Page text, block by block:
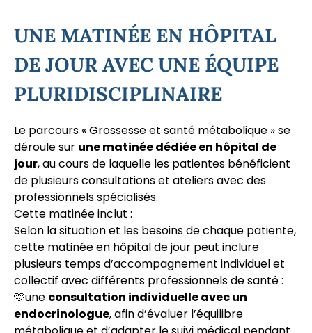
UNE MATINÉE EN HÔPITAL
DE JOUR AVEC UNE ÉQUIPE
PLURIDISCIPLINAIRE
Le parcours « Grossesse et santé métabolique » se
déroule sur une matinée dédiée en hôpital de
jour, au cours de laquelle les patientes bénéficient
de plusieurs consultations et ateliers avec des
professionnels spécialisés.
Cette matinée inclut :
Selon la situation et les besoins de chaque patiente,
cette matinée en hôpital de jour peut inclure
plusieurs temps d’accompagnement individuel et
collectif avec différents professionnels de santé :
🩷une consultation individuelle avec un
endocrinologue, afin d’évaluer l’équilibre